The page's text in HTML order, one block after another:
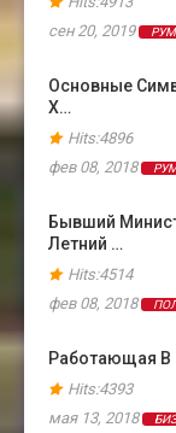
сен 20, 2019
Основные
Х…
Hits:4896
фев 08, 2018
Бывший
Летний …
Hits:4514
фев 08, 2018
Работающая В
Hits:4393
мая 13, 2018